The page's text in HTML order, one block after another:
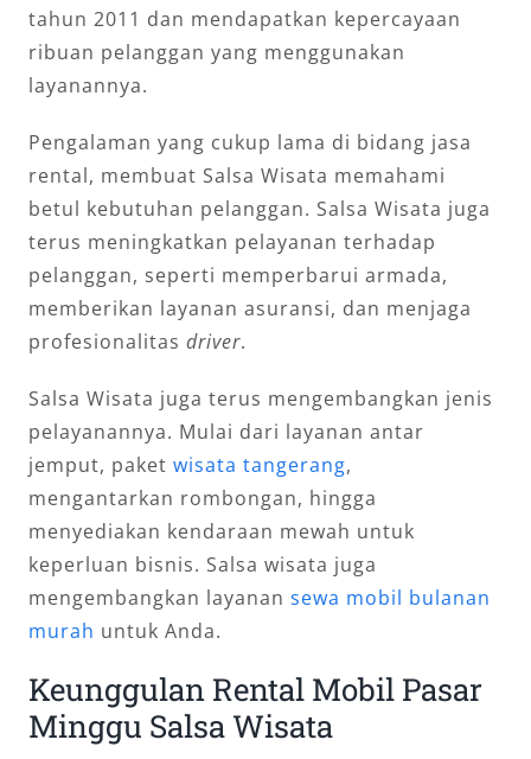
tahun 2011 dan mendapatkan kepercayaan
ribuan pelanggan yang menggunakan
layanannya.
Pengalaman yang cukup lama di bidang jasa
rental, membuat Salsa Wisata memahami
betul kebutuhan pelanggan. Salsa Wisata juga
terus meningkatkan pelayanan terhadap
pelanggan, seperti memperbarui armada,
memberikan layanan asuransi, dan menjaga
profesionalitas driver.
Salsa Wisata juga terus mengembangkan jenis
pelayanannya. Mulai dari layanan antar
jemput, paket wisata tangerang,
mengantarkan rombongan, hingga
menyediakan kendaraan mewah untuk
keperluan bisnis. Salsa wisata juga
mengembangkan layanan sewa mobil bulanan
murah untuk Anda.
Keunggulan Rental Mobil Pasar
Minggu Salsa Wisata